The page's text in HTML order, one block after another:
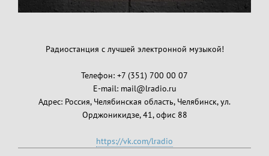
Радиостанция с лучшей электронной музыкой!
Телефон: +7 (351) 700 00 07
E-mail: mail@lradio.ru
Адрес: Россия, Челябинская область, Челябинск, ул.
Орджоникидзе, 41, офис 88
https://vk.com/lradio